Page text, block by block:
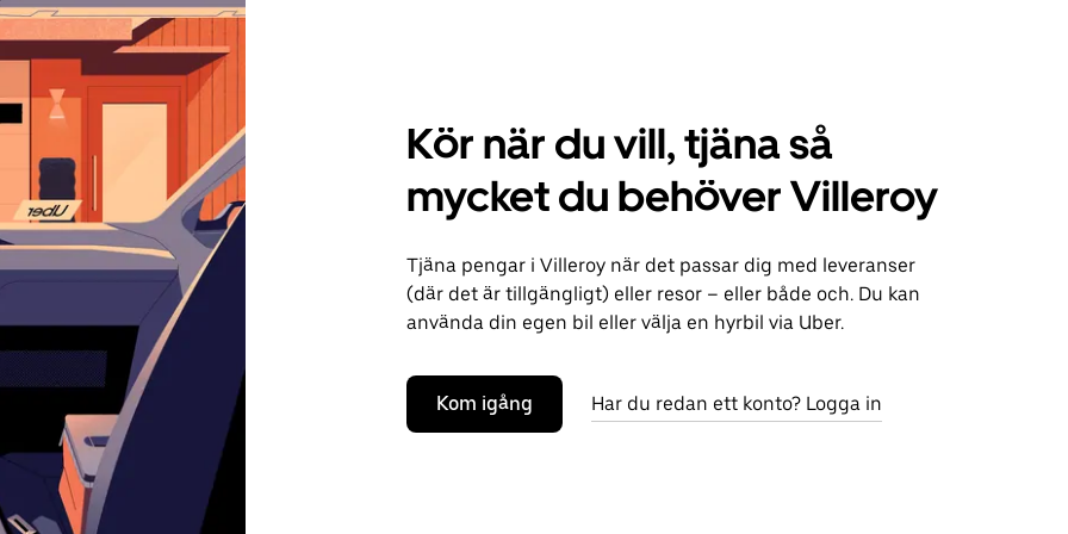
Kör när du vill, tjäna så
mycket du behöver Villeroy
Tjäna pengar i Villeroy när det passar dig med leveranser
(där det är tillgängligt) eller resor – eller både och. Du kan
använda din egen bil eller välja en hyrbil via Uber.
Kom igång Har du redan ett konto? Logga in